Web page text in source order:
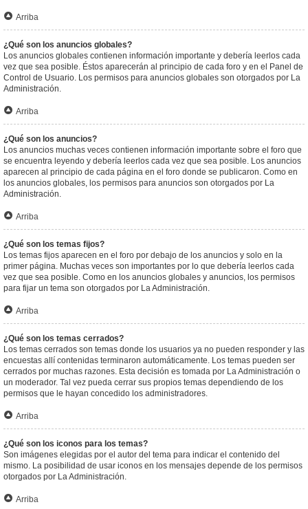
Arriba
¿Qué son los anuncios globales?
Los anuncios globales contienen información importante y debería leerlos cada
vez que sea posible. Éstos aparecerán al principio de cada foro y en el Panel de
Control de Usuario. Los permisos para anuncios globales son otorgados por La
Administración.
Arriba
¿Qué son los anuncios?
Los anuncios muchas veces contienen información importante sobre el foro que
se encuentra leyendo y debería leerlos cada vez que sea posible. Los anuncios
aparecen al principio de cada página en el foro donde se publicaron. Como en
los anuncios globales, los permisos para anuncios son otorgados por La
Administración.
Arriba
¿Qué son los temas fijos?
Los temas fijos aparecen en el foro por debajo de los anuncios y solo en la
primer página. Muchas veces son importantes por lo que debería leerlos cada
vez que sea posible. Como en los anuncios globales y anuncios, los permisos
para fijar un tema son otorgados por La Administración.
Arriba
¿Qué son los temas cerrados?
Los temas cerrados son temas donde los usuarios ya no pueden responder y las
encuestas allí contenidas terminaron automáticamente. Los temas pueden ser
cerrados por muchas razones. Esta decisión es tomada por La Administración o
un moderador. Tal vez pueda cerrar sus propios temas dependiendo de los
permisos que le hayan concedido los administradores.
Arriba
¿Qué son los iconos para los temas?
Son imágenes elegidas por el autor del tema para indicar el contenido del
mismo. La posibilidad de usar iconos en los mensajes depende de los permisos
otorgados por La Administración.
Arriba